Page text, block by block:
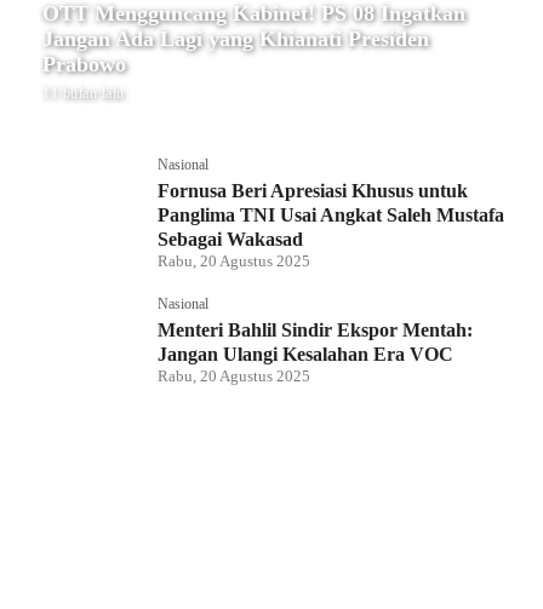
OTT Mengguncang Kabinet! PS 08 Ingatkan
Jangan Ada Lagi yang Khianati Presiden
Prabowo
11 bulan lalu
Nasional
Fornusa Beri Apresiasi Khusus untuk
Panglima TNI Usai Angkat Saleh Mustafa
Sebagai Wakasad
Rabu, 20 Agustus 2025
Nasional
Menteri Bahlil Sindir Ekspor Mentah:
Jangan Ulangi Kesalahan Era VOC
Rabu, 20 Agustus 2025